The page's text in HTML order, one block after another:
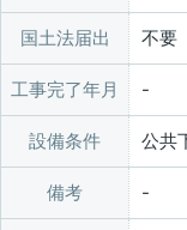
国土法届出 不要
工事完了年月
設備条件 公共
備考